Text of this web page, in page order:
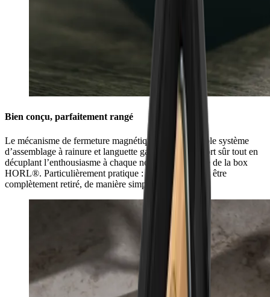
Bien conçu, parfaitement rangé
Le mécanisme de fermeture magnétique avec un double système
d’assemblage à rainure et languette garantit un transport sûr tout en
décuplant l’enthousiasme à chaque nouvelle ouverture de la box
HORL®. Particulièrement pratique : le couvercle peut être
complètement retiré, de manière simple et rapide.